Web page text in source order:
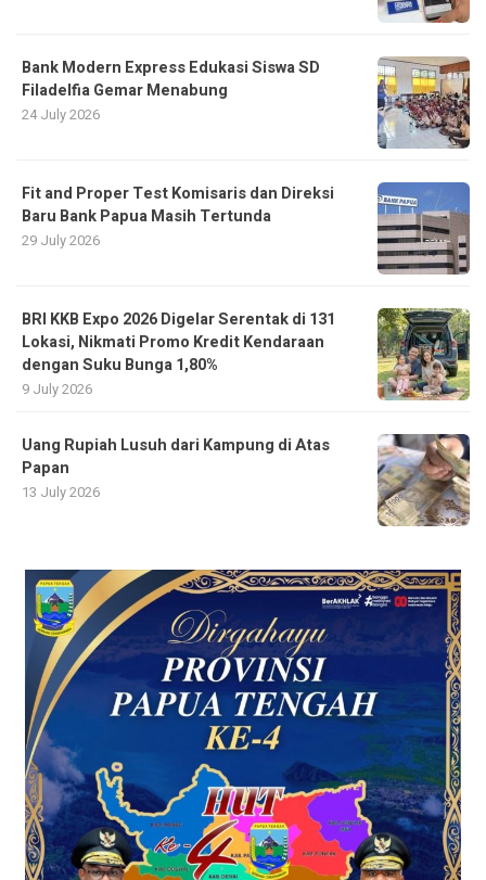
Bank Modern Express Edukasi Siswa SD
Filadelfia Gemar Menabung
24 July 2026
Fit and Proper Test Komisaris dan Direksi
Baru Bank Papua Masih Tertunda
29 July 2026
BRI KKB Expo 2026 Digelar Serentak di 131
Lokasi, Nikmati Promo Kredit Kendaraan
dengan Suku Bunga 1,80%
9 July 2026
Uang Rupiah Lusuh dari Kampung di Atas
Papan
13 July 2026